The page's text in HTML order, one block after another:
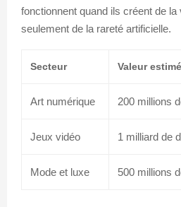
fonctionnent quand ils créent de la
seulement de la rareté artificielle.
Secteur Valeur
Art numérique 200 millions
Jeux vidéo 1 milliard de
Mode et luxe 500 millions